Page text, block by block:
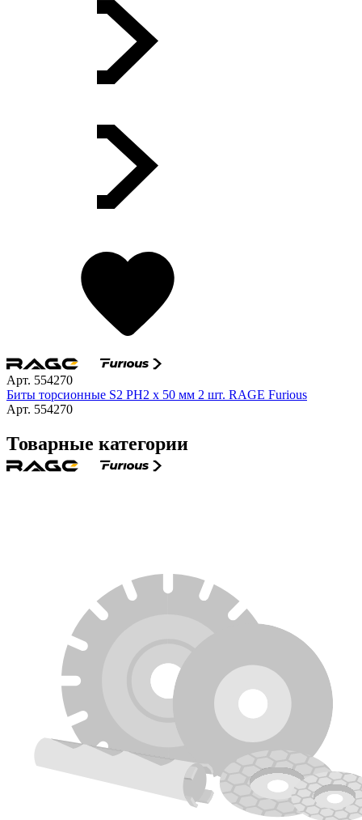
Арт. 554270
Биты торсионные S2 PH2 x 50 мм 2 шт. RAGE Furious
Арт. 554270
Товарные категории